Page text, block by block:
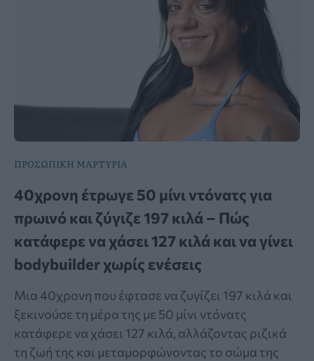
ΠΡΟΣΩΠΙΚΗ ΜΑΡΤΥΡΙΑ
40χρονη έτρωγε 50 μίνι ντόνατς για
πρωινό και ζύγιζε 197 κιλά – Πώς
κατάφερε να χάσει 127 κιλά και να γίνει
bodybuilder χωρίς ενέσεις
Μια 40χρονη που έφτασε να ζυγίζει 197 κιλά και
ξεκινούσε τη μέρα της με 50 μίνι ντόνατς
κατάφερε να χάσει 127 κιλά, αλλάζοντας ριζικά
τη ζωή της και μεταμορφώνοντας το σώμα της